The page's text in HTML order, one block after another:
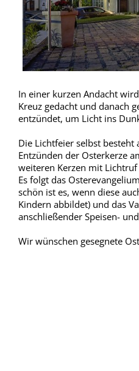
In einer kurzen Andacht
Kreuz gedacht und danach
entzündet, um Licht ins
Die Lichtfeier selbst besteht
Entzünden der Osterkerze
weiteren Kerzen mit
Es folgt das
schön ist es, wenn diese
Kindern abbildet) und das
anschließender Speisen-
Wir wünschen gesegnete